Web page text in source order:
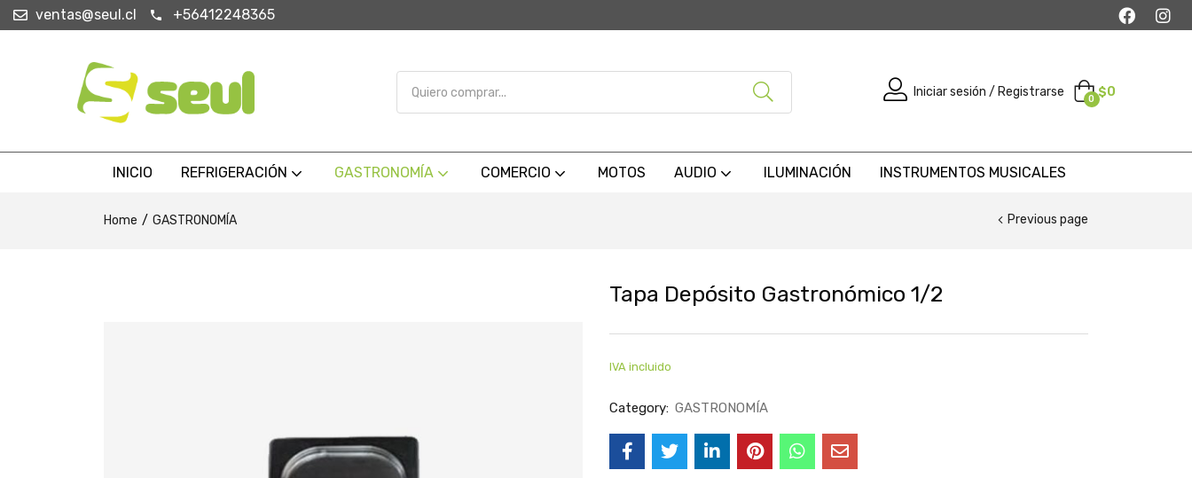
ventas@seul.cl +56412248365
Iniciar sesión / Registrarse 0 $0
INICIO REFRIGERACIÓN GASTRONOMÍA COMERCIO MOTOS AUDIO ILUMINACIÓN INSTRUMENTOS MUSICALES
Home GASTRONOMÍA Previous page
Tapa Depósito Gastronómico 1/2
IVA incluido
Category: GASTRONOMÍA